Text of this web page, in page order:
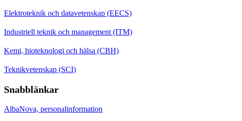
Elektroteknik och datavetenskap (EECS)
Industriell teknik och management (ITM)
Kemi, bioteknologi och hälsa (CBH)
Teknikvetenskap (SCI)
Snabblänkar
AlbaNova, personalinformation